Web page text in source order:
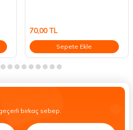
70,00TL
Sepete Ekle
birkaç sebep.